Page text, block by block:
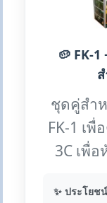
🥔 FK-1
ชุดคู่สำ
FK-1 เ
3C เพื่
✨ ประโยช